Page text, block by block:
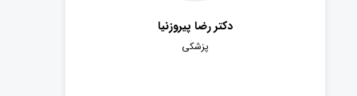
دکتر رضا پیروزنیا
پزشکی